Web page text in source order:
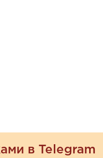
в Telegram